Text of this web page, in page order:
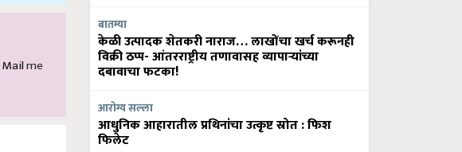
Mailme
बातम्या
केळी उत्पादक शेतकरी नाराज… लाखोंचा खर्च करूनही
विक्री ठप्प- आंतरराष्ट्रीय तणावासह व्यापाऱ्यांच्या
दबावाचा फटका!
आरोग्य सल्ला
आधुनिक आहारातील प्रथिनांचा उत्कृष्ट स्रोत : फिश
फिलेट